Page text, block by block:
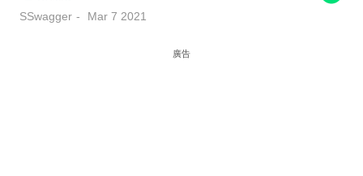
SSwagger Mar 7 2021
廣告